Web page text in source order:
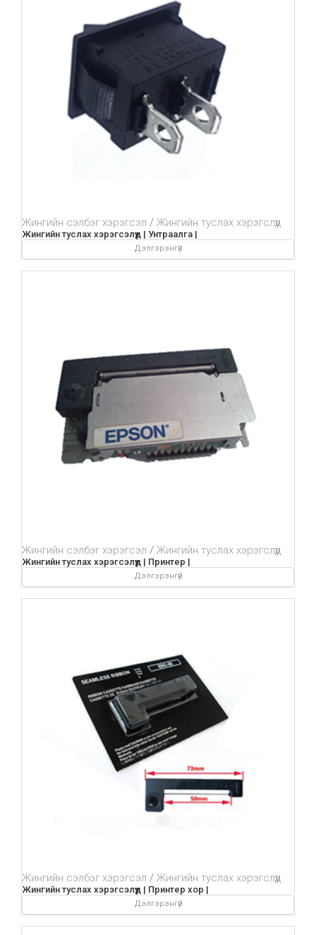
Жингийн сэлбэг хэрэгсэл Жингийн туслах хэрэгслүүд
Жингийн туслах хэрэгсэлүүд | Унтраалга |
Дэлгэрэнгүй
Жингийн сэлбэг хэрэгсэл Жингийн туслах хэрэгслүүд
Жингийн туслах хэрэгсэлүүд | Принтер |
Дэлгэрэнгүй
Жингийн сэлбэг хэрэгсэл Жингийн туслах хэрэгслүүд
Жингийн туслах хэрэгсэлүүд | Принтер хор |
Дэлгэрэнгүй